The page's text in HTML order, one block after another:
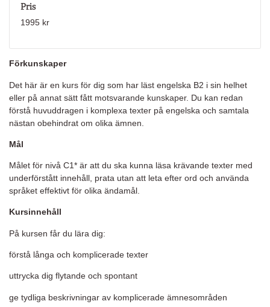
Förkunskaper
Det här är en kurs för dig som har läst engelska B2 i sin helhet
eller på annat sätt fått motsvarande kunskaper. Du kan redan
förstå huvuddragen i komplexa texter på engelska och samtala
nästan obehindrat om olika ämnen.
Mål
Målet för nivå C1* är att du ska kunna läsa krävande texter med
underförstått innehåll, prata utan att leta efter ord och använda
språket effektivt för olika ändamål.
Kursinnehåll
På kursen får du lära dig:
förstå långa och komplicerade texter
uttrycka dig flytande och spontant
ge tydliga beskrivningar av komplicerade ämnesområden
Pris
1995 kr